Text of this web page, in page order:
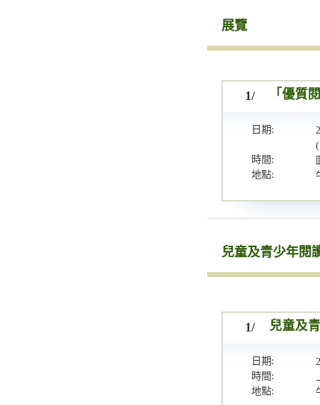
展覽
1/ 「優質
日期:
時間:
地點:
兒童及青少年閱
1/ 兒童及
日期:
時間:
地點: